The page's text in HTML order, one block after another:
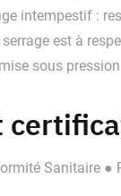
intempestif :
est à
sous
Sanitaire ●